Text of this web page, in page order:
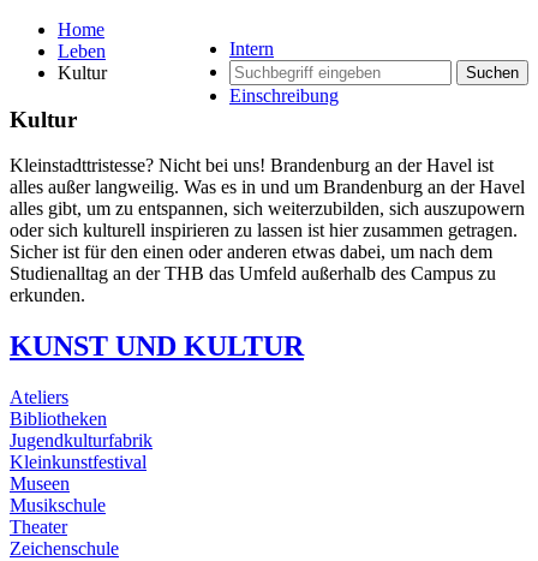
Intern
Suchen
Einschreibung
Home
Leben
Kultur
Kultur
Kleinstadttristesse? Nicht bei uns! Brandenburg an der Havel ist
alles außer langweilig. Was es in und um Brandenburg an der Havel
alles gibt, um zu entspannen, sich weiterzubilden, sich auszupowern
oder sich kulturell inspirieren zu lassen ist hier zusammen getragen.
Sicher ist für den einen oder anderen etwas dabei, um nach dem
Studienalltag an der THB das Umfeld außerhalb des Campus zu
erkunden.
KUNST UND KULTUR
Ateliers
Bibliotheken
Jugendkulturfabrik
Kleinkunstfestival
Museen
Musikschule
Theater
Zeichenschule